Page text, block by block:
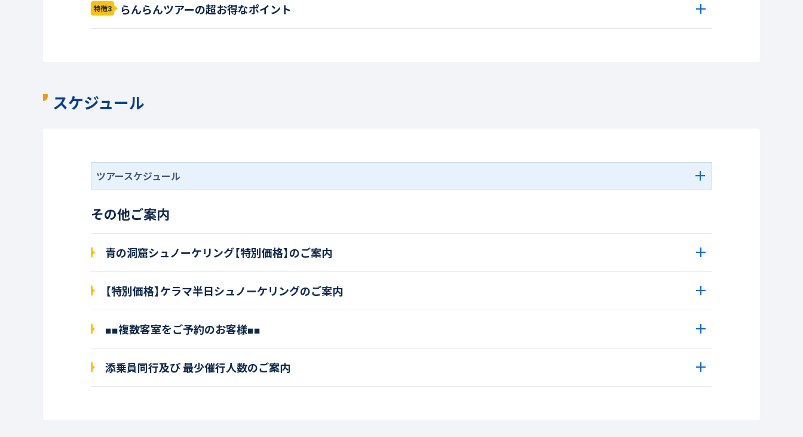
特徴3 らんらんツアーの超お得なポイント
スケジュール
ツアースケジュール
その他ご案内
青の洞窟シュノーケリング【特別価格】のご案内
【特別価格】ケラマ半日シュノーケリングのご案内
■■複数客室をご予約のお客様■■
添乗員同行及び 最少催行人数のご案内